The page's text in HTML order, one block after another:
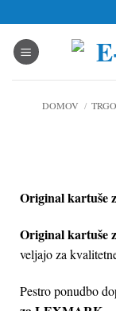
na
vsebino
DOMOV /
Original kartuše
Original kartuše
veljajo za
Pestro ponudbo